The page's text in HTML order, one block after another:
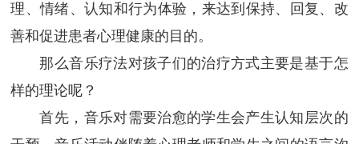
理、情绪、认知和行为体验，来达到保持、回复、改
善和促进患者心理健康的目的。
那么音乐疗法对孩子们的治疗方式主要是基于怎
样的理论呢？
首先，音乐对需要治愈的学生会产生认知层次的